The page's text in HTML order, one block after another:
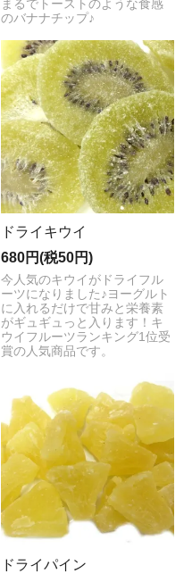
まるでトーストのような食感
のバナナチップ♪
ドライキウイ
680円(税50円)
今人気のキウイがドライフル
ーツになりました♪ヨーグルト
に入れるだけで甘みと栄養素
がギュギュっと入ります！キ
ウイフルーツランキング1位受
賞の人気商品です。
ドライパイン